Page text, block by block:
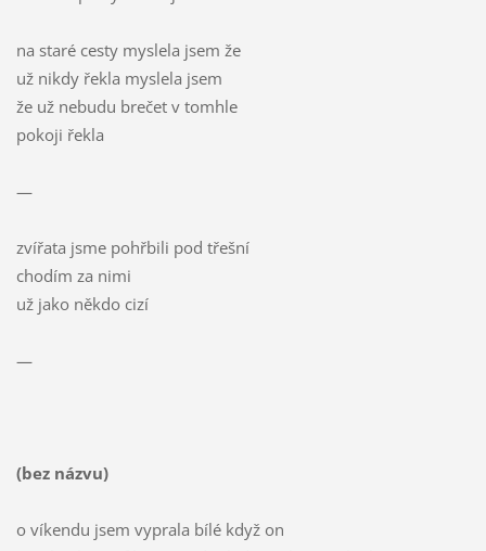
na staré cesty myslela jsem že
už nikdy řekla myslela jsem
že už nebudu brečet v tomhle
pokoji řekla
—
zvířata jsme pohřbili pod třešní
chodím za nimi
už jako někdo cizí
—
(bez názvu)
o víkendu jsem vyprala bílé když on